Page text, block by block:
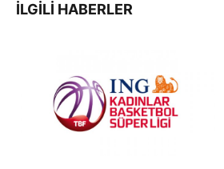
İLGILI HABERLER